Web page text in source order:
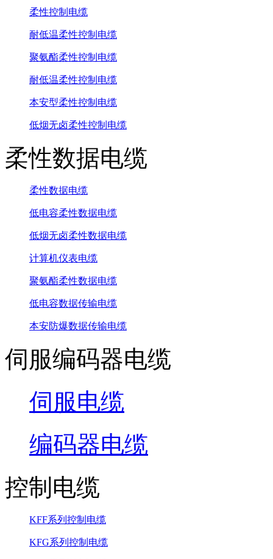
柔性控制电缆
耐低温柔性控制电缆
聚氨酯柔性控制电缆
耐低温柔性控制电缆
本安型柔性控制电缆
低烟无卤柔性控制电缆
柔性数据电缆
柔性数据电缆
低电容柔性数据电缆
低烟无卤柔性数据电缆
计算机仪表电缆
聚氨酯柔性数据电缆
低电容数据传输电缆
本安防爆数据传输电缆
伺服编码器电缆
伺服电缆
编码器电缆
控制电缆
KFF系列控制电缆
KFG系列控制电缆